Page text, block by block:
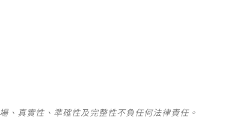
、真實性、準確性及完整性不負任何法律責任。